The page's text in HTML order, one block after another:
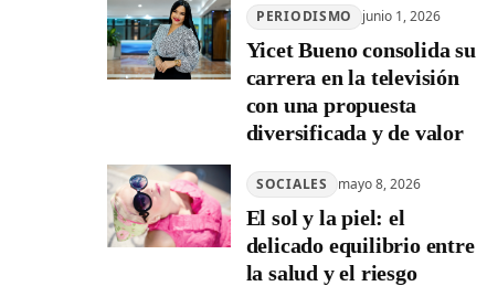
PERIODISMO junio 1, 2026
Yicet Bueno consolida su
carrera en la televisión
con una propuesta
diversificada y de valor
SOCIALES mayo 8, 2026
El sol y la piel: el
delicado equilibrio entre
la salud y el riesgo